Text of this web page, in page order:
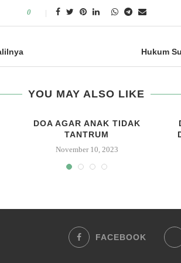
0
Hukum
YOU MAY ALSO LIKE
DOA AGAR ANAK TIDAK
TANTRUM
November 10, 2023
FACEBOOK